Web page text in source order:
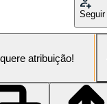
Seguir
atribuição!